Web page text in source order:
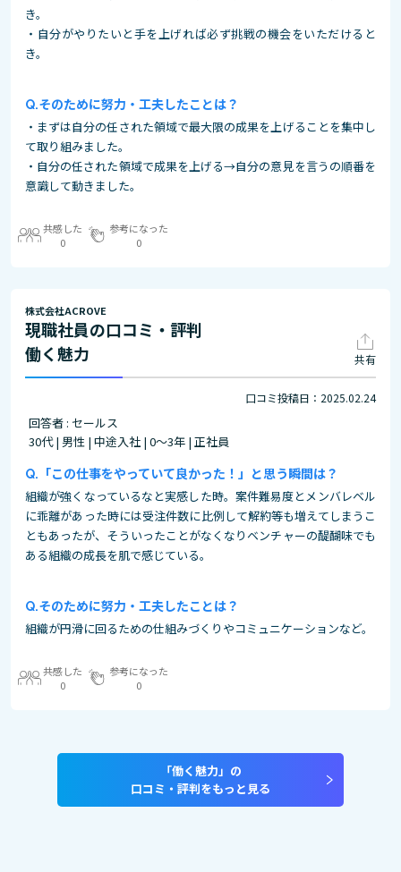
き。
・自分がやりたいと手を上げれば必ず挑戦の機会をいただけると
き。
そのために努力・工夫したことは？
・まずは自分の任された領域で最大限の成果を上げることを集中し
て取り組みました。
・自分の任された領域で成果を上げる→自分の意見を言うの順番を
意識して動きました。
共感した
0
参考になった
0
株式会社ACROVE
現職社員の口コミ・評判
働く魅力
共有
口コミ投稿日：2025.02.24
回答者 : セールス
30代 | 男性 | 中途入社 | 0～3年 | 正社員
「この仕事をやっていて良かった！」と思う瞬間は？
組織が強くなっているなと実感した時。案件難易度とメンバレベル
に乖離があった時には受注件数に比例して解約等も増えてしまうこ
ともあったが、そういったことがなくなりベンチャーの醍醐味でも
ある組織の成長を肌で感じている。
そのために努力・工夫したことは？
組織が円滑に回るための仕組みづくりやコミュニケーションなど。
共感した
0
参考になった
0
「働く魅力」の
口コミ・評判をもっと見る